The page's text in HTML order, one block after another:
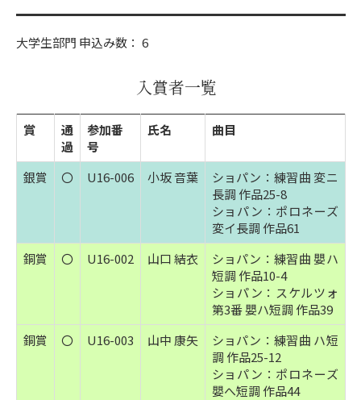
大学生部門 申込み数： 6
入賞者一覧
賞
通
過
参加番
号
氏名 曲目
銀賞 〇 U16-006 小坂 音葉
ショパン：練習曲 変ニ
長調 作品25-8
ショパン：ポロネーズ
変イ長調 作品61
銅賞
〇 U16-002 山口 結衣
ショパン：練習曲 嬰ハ
短調 作品10-4
ショパン：スケルツォ
第3番 嬰ハ短調 作品39
銅賞
〇 U16-003 山中 康矢
ショパン：練習曲 ハ短
調 作品25-12
ショパン：ポロネーズ
嬰へ短調 作品44